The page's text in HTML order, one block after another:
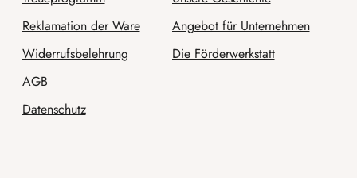
Reklamation der Ware
Widerrufsbelehrung
AGB
Datenschutz
Angebot für Unternehmen
Die Förderwerkstatt